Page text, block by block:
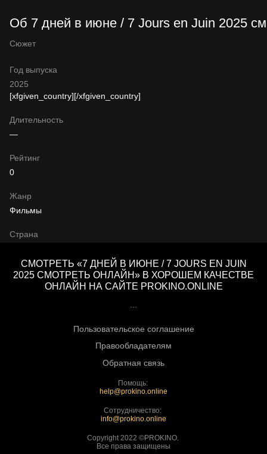
Об 7 дней в июне / 7 Jours en Juin 2025
Сюжет
Год выпуска
2025
Жанр
Фильмы
Длительность
—
[xfgiven_country]
Страна
[/xfgiven_country]
Рейтинг
0
СМОТРЕТЬ «7 ДНЕЙ В ИЮНЕ / 7 JOURS EN JUIN
2025 СМОТРЕТЬ ОНЛАЙН» В ХОРОШЕМ КАЧЕСТВЕ
ОНЛАЙН НА САЙТЕ PROKINO.ONLINE
Пользовательское соглашение
Правообладателям
Обратная связь
Помощь:
help@prokino.online
Сотрудничество:
info@prokino.online
Copyright 2022 ©PROKINO.
Все права защищены